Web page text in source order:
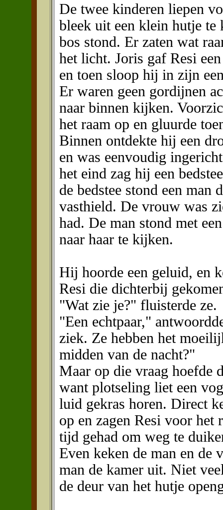
De twee kinderen liepen
bleek uit een klein hutje te
bos stond. Er zaten wat
het licht. Joris gaf Resi
en toen sloop hij in zijn
Er waren geen gordijnen
naar binnen kijken.
het raam op en gluurde
Binnen ontdekte hij een
en was eenvoudig
het eind zag hij een
de bedstee stond een man
vasthield. De vrouw was
had. De man stond met
naar haar te kijken.
Hij hoorde een geluid, en
Resi die dichterbij
"Wat zie je?" fluisterde ze.
"Een echtpaar,"
ziek. Ze hebben het
midden van de nacht?"
Maar op die vraag hoefde
want plotseling liet een
luid gekras horen. Direct
op en zagen Resi voor het
tijd gehad om weg te
Even keken de man en de
man de kamer uit. Niet
de deur van het hutje